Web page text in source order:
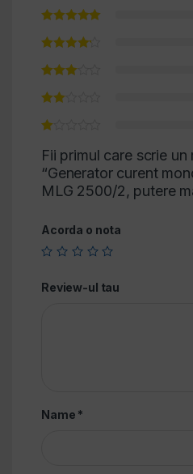
Fii primul care scrie
“Generator curent
MLG 2500/2, putere
Acorda o nota
Review-ul tau
Name *